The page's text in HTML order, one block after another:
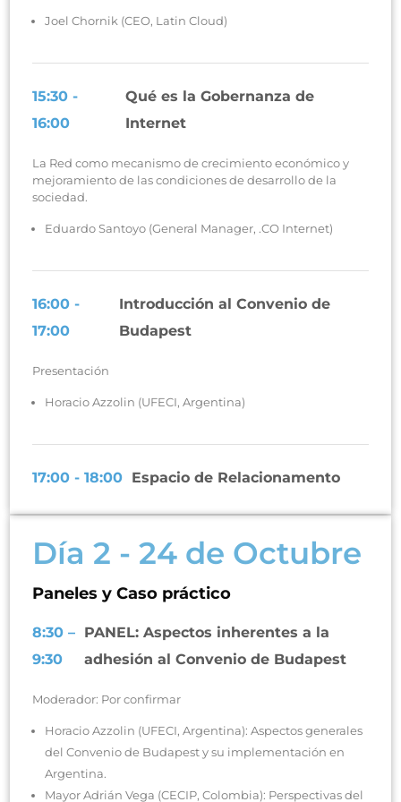
Joel Chornik (CEO, Latin Cloud)
15:30 -
16:00
Qué es la Gobernanza de
Internet
La Red como mecanismo de crecimiento económico y
mejoramiento de las condiciones de desarrollo de la
sociedad.
Eduardo Santoyo (General Manager, .CO Internet)
16:00 -
17:00
Introducción al Convenio de
Budapest
Presentación
Horacio Azzolin (UFECI, Argentina)
17:00 - 18:00 Espacio de Relacionamento
Día 2 - 24 de Octubre
Paneles y Caso práctico
8:30 –
9:30
PANEL: Aspectos inherentes a la
adhesión al Convenio de Budapest
Moderador: Por confirmar
Horacio Azzolin (UFECI, Argentina): Aspectos generales
del Convenio de Budapest y su implementación en
Argentina.
Mayor Adrián Vega (CECIP, Colombia): Perspectivas del